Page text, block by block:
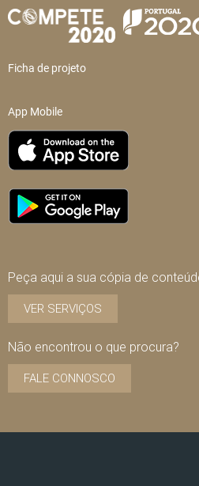
Ficha de projeto
App Mobile
Peça aqui a sua cópia de
VER SERVIÇOS
Não encontrou o que procura?
FALE CONNOSCO